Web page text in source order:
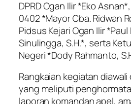
DPRD Ogan Ilir *Eko
0402 *Mayor Cba. Ridwan
Pidsus Kejari Ogan Ilir *Paul
Sinulingga, S.H.*, serta
Negeri *Dody Rahmanto,
Rangkaian kegiatan diawali
yang meliputi
laporan komandan apel,